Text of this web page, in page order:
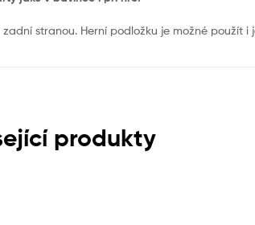
stranou. Herní podložku je možné použít i
produkty